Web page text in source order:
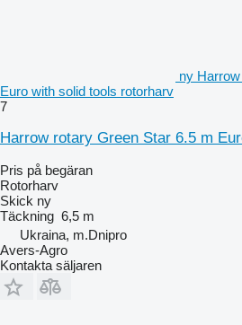
ny
Euro with solid tools rotorharv
7
Harrow rotary Green Star 6.5 m
Pris på begäran
Rotorharv
Skick ny
Täckning 6,5 m
Ukraina, m.Dnipro
Avers-Agro
Kontakta säljaren